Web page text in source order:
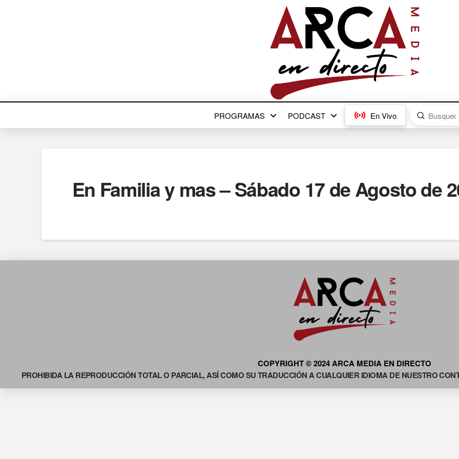
PROGRAMAS PODCAST En Vivo
Search
Submit
En Familia y mas – Sábado 17 de Agosto de
COPYRIGHT © 2024 ARCA MEDIA EN DIRECTO
PROHIBIDA LA REPRODUCCIÓN TOTAL O PARCIAL, ASÍ COMO SU TRADUCCIÓN A CUALQUIER IDIOMA DE NUESTRO